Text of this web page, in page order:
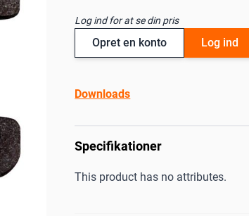
Log ind for at se din pris
Opret en konto Log ind
Downloads
Specifikationer
This product has no attributes.